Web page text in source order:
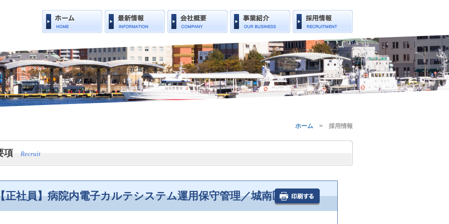
ホーム > 採用情報
項 Recruit
正社員】病院内電子カルテシステム運用保守管理／城南区